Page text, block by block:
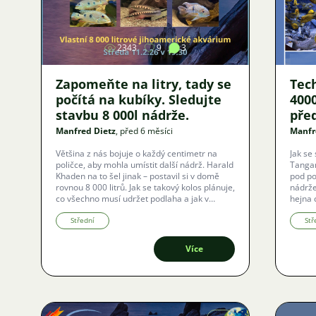
2343 9 3
Zapomeňte na litry, tady se
počítá na kubíky. Sledujte
stavbu 8 000l nádrže.
Manfred Dietz, před 6 měsíci
Většina z nás bojuje o každý centimetr na
poličce, aby mohla umístit další nádrž. Harald
Khaden na to šel jinak – postavil si v domě
rovnou 8 000 litrů. Jak se takový kolos plánuje,
co všechno musí udržet podlaha a jak v
takovém objemu funguje technika? Přijměte
pozvání na unikátní online přednášku, která
díky technologii Zoom proběhne i s českými
Střední
Více
Jak
pod
hejna
zve
online